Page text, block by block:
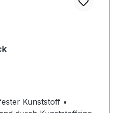
Kunststoff •